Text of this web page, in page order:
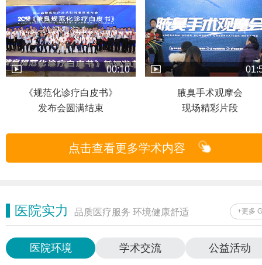
00:10
《规范化诊疗白皮书》
发布会圆满结束
腋臭手术观摩会
现场精彩片段
点击查看更多学术内容
医院实力 品质医疗服务 环境健康舒适 +更多
医院环境 学术交流 公益活动